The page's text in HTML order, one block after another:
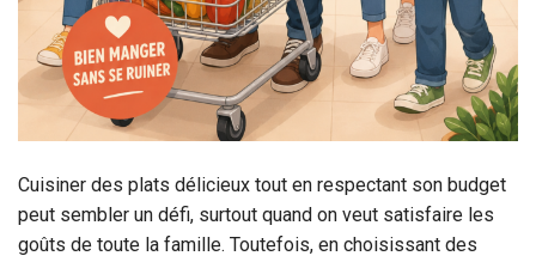
Cuisiner des plats délicieux tout en respectant son budget
peut sembler un défi, surtout quand on veut satisfaire les
goûts de toute la famille. Toutefois, en choisissant des